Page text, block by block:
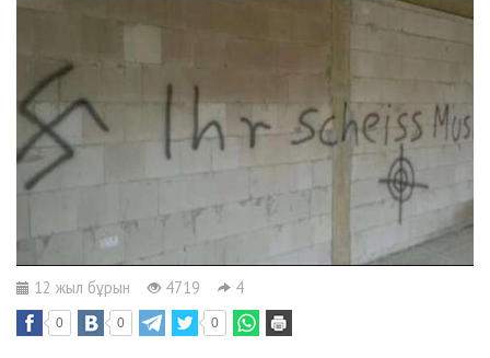
12 жыл бұрын 4719 4
0 0 0